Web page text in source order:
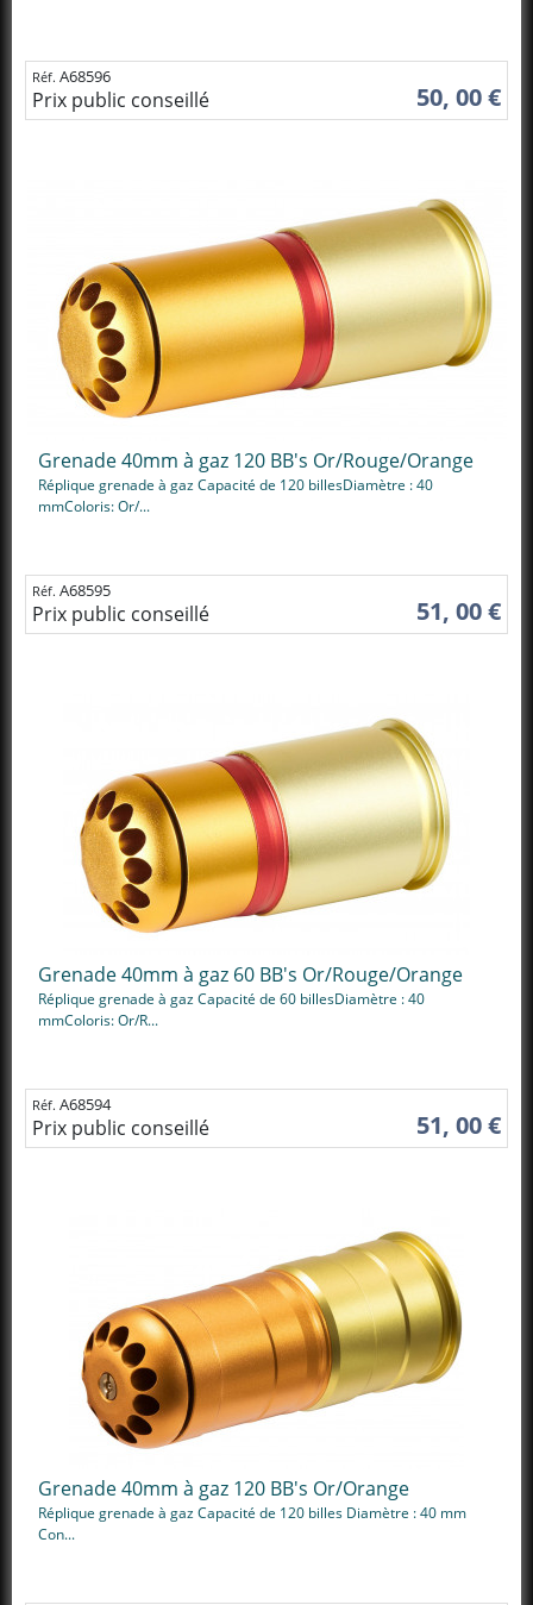
Réf. A68596
Prix public conseillé 50, 00 €
Grenade 40mm à gaz 120 BB's Or/Rouge/Orange
Réplique grenade à gaz Capacité de 120 billesDiamètre : 40
mmColoris: Or/...
Réf. A68595
Prix public conseillé 51, 00 €
Grenade 40mm à gaz 60 BB's Or/Rouge/Orange
Réplique grenade à gaz Capacité de 60 billesDiamètre : 40
mmColoris: Or/R...
Réf. A68594
Prix public conseillé 51, 00 €
Grenade 40mm à gaz 120 BB's Or/Orange
Réplique grenade à gaz Capacité de 120 billes Diamètre : 40 mm
Con...